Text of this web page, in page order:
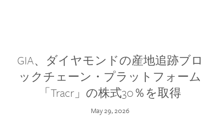
GIA、ダイヤモンドの産地追跡ブロ
ックチェーン・プラットフォーム
「Tracr」の株式30％を取得
May 29, 2026